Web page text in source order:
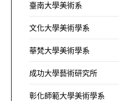
臺南大學美術系
文化大學美術學系
華梵大學美術學系
成功大學藝術研究所
彰化師範大學美術學系